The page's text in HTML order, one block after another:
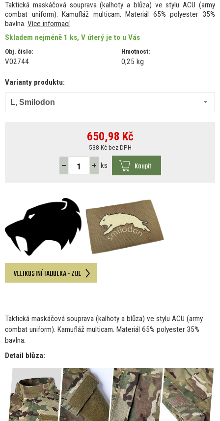
Taktická maskáčová souprava (kalhoty a blůza) ve stylu ACU (army
combat uniform). Kamufláž multicam. Materiál 65% polyester 35%
bavlna. Více informací
Skladem nejméně 1 ks, V úterý je to u Vás
Obj. číslo:
V02744
Hmotnost:
0,25 kg
Varianty produktu:
L, Smilodon
650,98 Kč
538 Kč bez DPH
ks Koupit
VELIKOSTNÍ TABULKA - ZDE
Taktická maskáčová souprava (kalhoty a blůza) ve stylu ACU (army
combat uniform). Kamufláž multicam. Materiál 65% polyester 35%
bavlna.
Detail blůza: